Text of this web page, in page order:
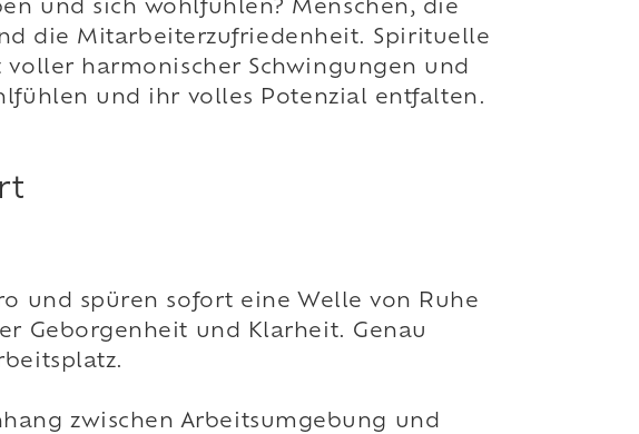
und sich wohlfühlen? Menschen, die
die Mitarbeiterzufriedenheit. Spirituelle
harmonischer Schwingungen und
und ihr volles Potenzial entfalten.
und spüren sofort eine Welle von Ruhe
Geborgenheit und Klarheit. Genau
zwischen Arbeitsumgebung und